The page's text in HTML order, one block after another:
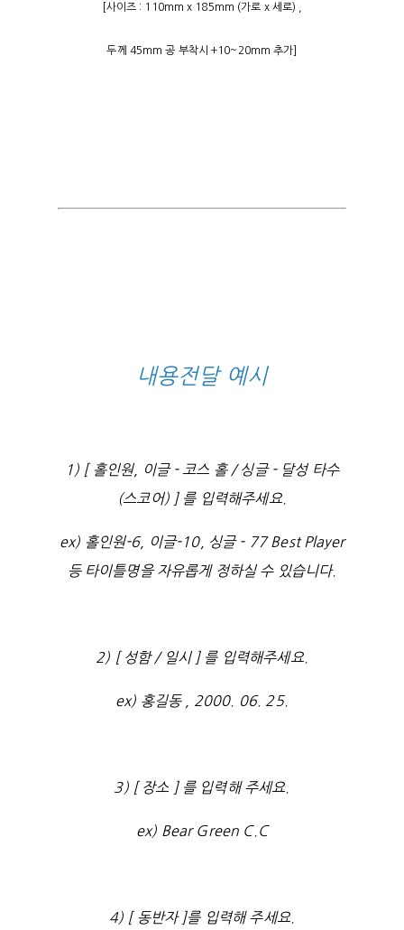
[사이즈 : 110mm x 185mm (가로 x 세로) ,
두께 45mm 공 부착시 +10~20mm 추가]
내용전달 예시
1) [ 홀인원, 이글 - 코스 홀 / 싱글 - 달성 타수
(스코어) ] 를 입력해주세요.
ex) 홀인원-6, 이글-10, 싱글 - 77 Best Player
등 타이틀명을 자유롭게 정하실 수 있습니다.
2) [ 성함 / 일시 ] 를 입력해주세요.
ex) 홍길동 , 2000. 06. 25.
3) [ 장소 ] 를 입력해 주세요.
ex) Bear Green C.C
4) [ 동반자 ]를 입력해 주세요.